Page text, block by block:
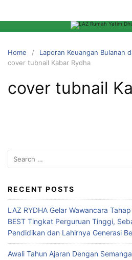
Home
Laporan Keuangan Bulanan
cover tubnail Kabar Rydha
cover tubnail
RECENT POSTS
LAZ RYDHA Gelar Wawancara
BEST Tingkat Perguruan Tinggi,
Pendidikan dan Lahirnya Generasi
Awali Tahun Ajaran Dengan